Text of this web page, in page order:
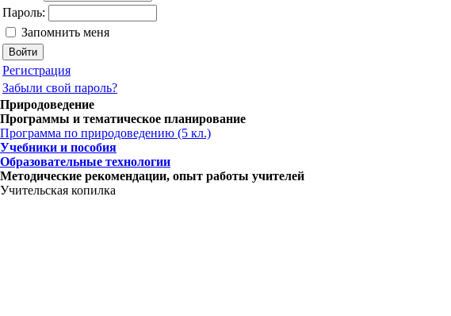
Пароль:
Запомнить меня
Регистрация
Забыли свой пароль?
Природоведение
Программы и тематическое планирование
Программа по природоведению (5 кл.)
Учебники и пособия
Образовательные технологии
Методические рекомендации, опыт работы учителей
Учительская копилка